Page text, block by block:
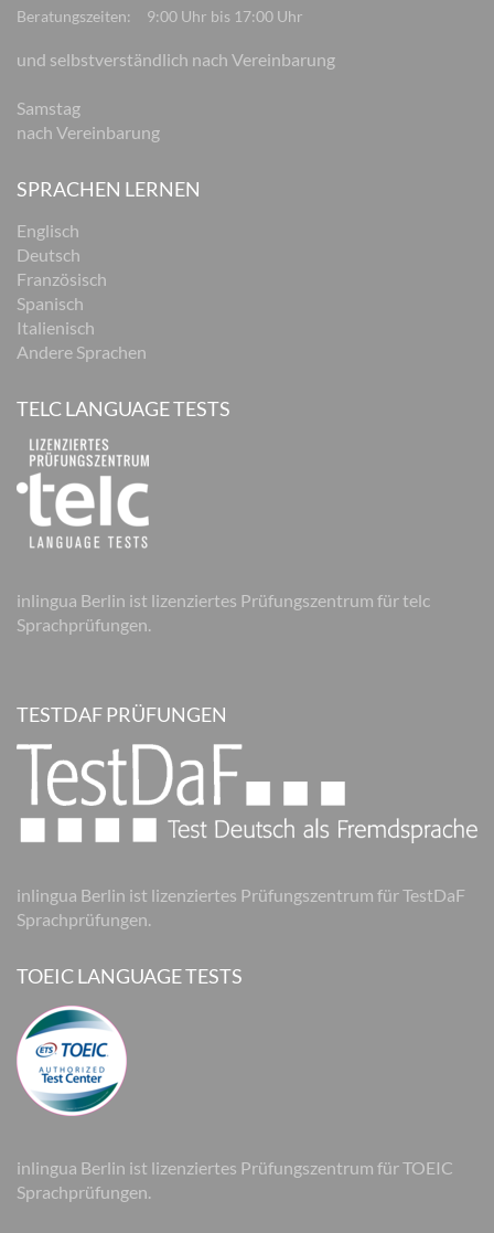
Beratungszeiten:
9:00 Uhr bis 17:00 Uhr
und selbstverständlich nach Vereinbarung
Samstag
nach Vereinbarung
SPRACHEN LERNEN
Englisch
Deutsch
Französisch
Spanisch
Italienisch
Andere Sprachen
TELC LANGUAGE TESTS
inlingua Berlin ist lizenziertes Prüfungszentrum für telc
Sprachprüfungen.
TESTDAF PRÜFUNGEN
inlingua Berlin ist lizenziertes Prüfungszentrum für TestDaF
Sprachprüfungen.
TOEIC LANGUAGE TESTS
inlingua Berlin ist lizenziertes Prüfungszentrum für TOEIC
Sprachprüfungen.